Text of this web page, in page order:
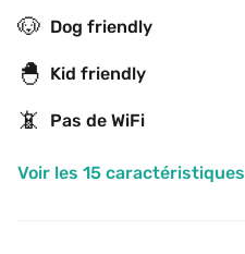
🐶 Dog friendly
🐣 Kid friendly
📵 Pas de WiFi
Voir les 15 caractéristiques